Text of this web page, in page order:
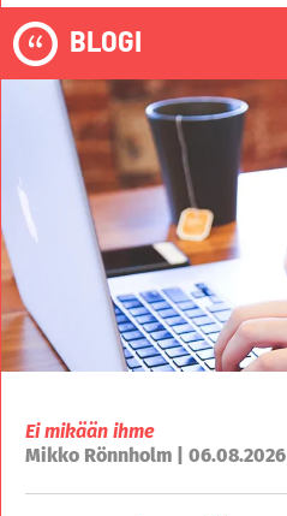
BLOGI
Ei mikään ihme
Mikko Rönnholm | 06.08.2026